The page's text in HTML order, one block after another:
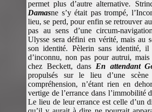
permet plus d’autre alternative.
Damasne s’y était pas trompé,
lieu, se perd, pour enfin se retrouver
pas au sens d’une circum-
Ulysse sera défini en vérité, mais au
son identité. Pèlerin sans identité,
d’inconnu, non pas pour autrui,
chez Beckett, dans En attendant
propulsés sur le lieu d’une
compréhension, n’étant rien en
vertige de l’errance dans l’immobilité
Le lieu de leur errance est celle d’un